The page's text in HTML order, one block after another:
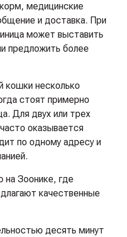
медицинские
и доставка. При
может выставить
предложить более
кошки несколько
стоят примерно
Для двух или трех
оказывается
по одному адресу и
на Зоонике, где
качественные
десять минут